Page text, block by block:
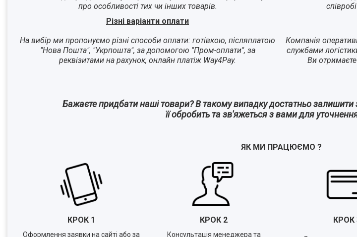
про особливості тих чи інших товарів.
Різні варіанти оплати
На вибір ми пропонуємо різні способи оплати: готівкою, післяплатою
"Нова Пошта", "Укрпошта", за допомогою "Пром-оплати", за
реквізитами на рахунок, онлайн платіж Way4Pay.
Компанія
службами
Ви
Бажаєте придбати наші товари? В такому випадку достатньо
її обробить та зв'яжеться з вами для
ЯК МИ ПРАЦЮЄМО ?
КРОК 1 КРОК 2 КРОК
Оформлення заявки на сайті або за
Консультація менеджера та